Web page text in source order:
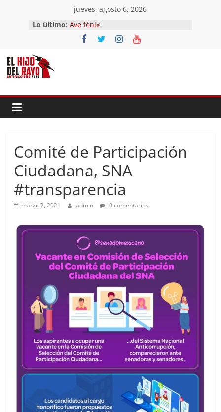
contenido
jueves, agosto 6, 2026
Lo último: Ave fénix
¿Dios no existe?
First Time
Comité de Participación
Ciudadana, SNA
#transparencia
marzo 7, 2021 admin 0 comentarios